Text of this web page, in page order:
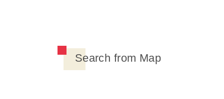
Search from Map